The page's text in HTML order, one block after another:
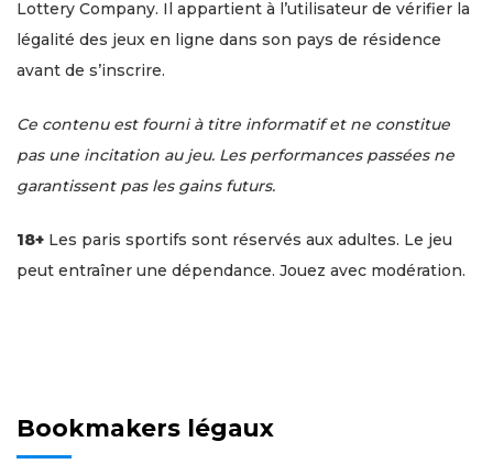
Lottery Company. Il appartient à l’utilisateur de vérifier la
légalité des jeux en ligne dans son pays de résidence
avant de s’inscrire.
Ce contenu est fourni à titre informatif et ne constitue
pas une incitation au jeu. Les performances passées ne
garantissent pas les gains futurs.
18+ Les paris sportifs sont réservés aux adultes. Le jeu
peut entraîner une dépendance. Jouez avec modération.
Bookmakers légaux